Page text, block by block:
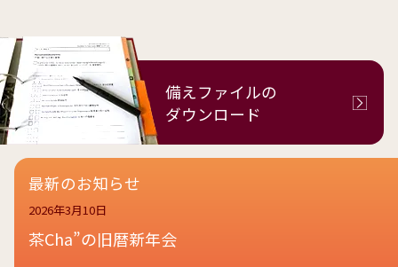
備えファイルの
ダウンロード
最新のお知らせ
2026年3月10日
茶Cha”の旧暦新年会